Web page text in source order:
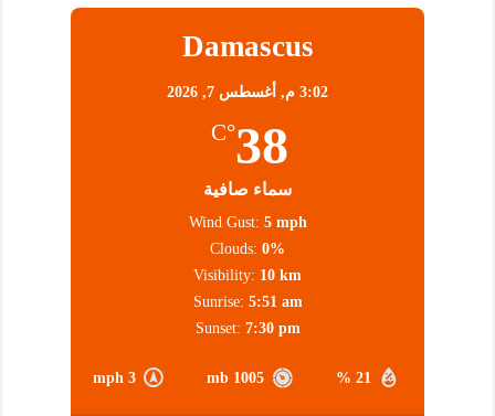
Damascus
3:02 م, أغسطس 7, 2026
38
°C
سماء صافية
21 %
1005 mb
3 mph
Wind Gust: 5 mph
Clouds: 0%
Visibility: 10 km
Sunrise: 5:51 am
Sunset: 7:30 pm